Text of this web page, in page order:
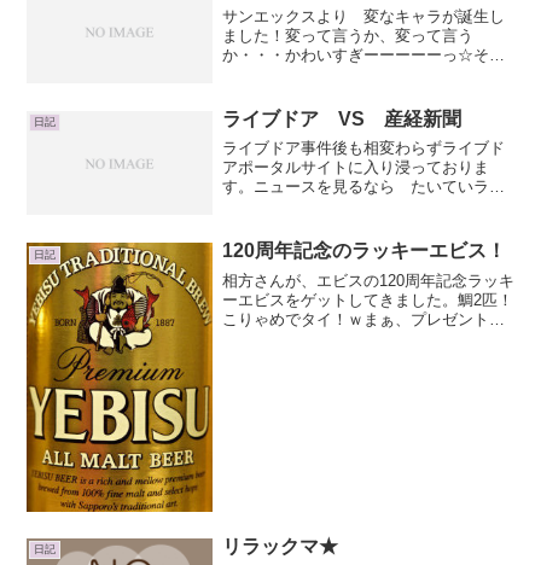
サンエックスより 変なキャラが誕生し
ました！変って言うか、変って言う
か・・・かわいすぎーーーーーっ☆その
（笑）お察しのとおり、かえる君です。
「ま、いいケロ」が口癖のカエル...
日記 ライブドア VS 産経新聞
ライブドア事件後も相変わらずライブド
アポータルサイトに入り浸っておりま
す。ニュースを見るなら たいていライ
んがやけどさｗ）産経新聞 VS ライブ
ドアふーん そーなのか...
日記 120周年記念のラッキーエビス！
相方さんが、エビスの120周年記念ラッキ
ーエビスをゲットしてきました。鯛2匹！
こりゃめでタイ！ｗまぁ、プレゼント用
日記 リラックマ★